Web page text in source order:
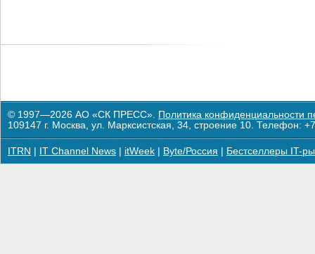
© 1997—2026 АО «СК ПРЕСС». Политика конфиденциальности
109147 г. Москва, ул. Марксистская, 34, строение 10. Телефон:
ITRN IT Channel News itWeek Byte/Россия Бестселлеры IT-